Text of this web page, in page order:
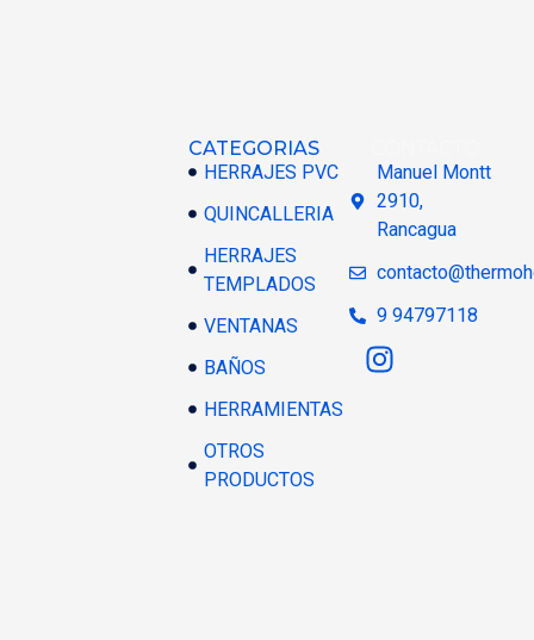
CATEGORIAS
HERRAJES PVC
QUINCALLERIA
HERRAJES
TEMPLADOS
VENTANAS
BAÑOS
HERRAMIENTAS
OTROS
PRODUCTOS
Manuel Montt
2910,
Rancagua
9 94797118